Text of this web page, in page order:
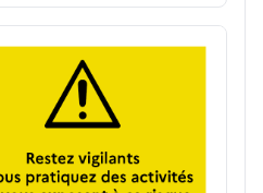
réduire notre
à not...